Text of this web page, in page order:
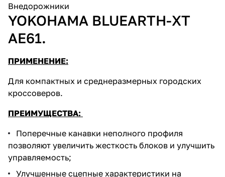
Внедорожники
YOKOHAMA BLUEARTH-XT
AE61.
ПРИМЕНЕНИЕ:
Для компактных и среднеразмерных городских
кроссоверов.
ПРЕИМУЩЕСТВА:
Поперечные канавки неполного профиля
позволяют увеличить жесткость блоков и улучшить
управляемость;
Улучшенные сцепные характеристики на